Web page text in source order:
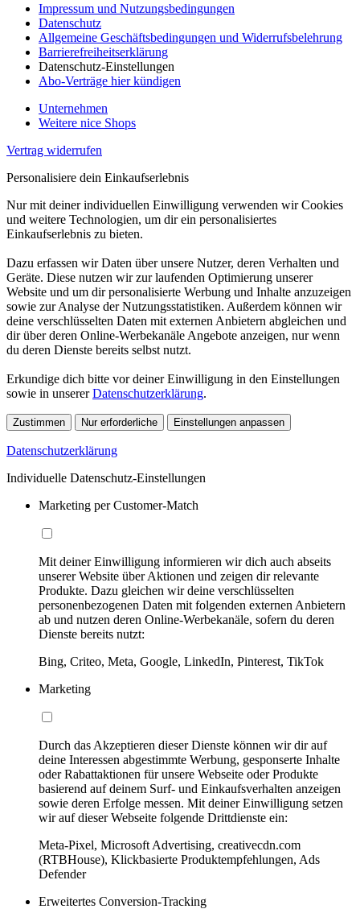
Impressum und Nutzungsbedingungen
Datenschutz
Allgemeine Geschäftsbedingungen und Widerrufsbelehrung
Barrierefreiheitserklärung
Datenschutz-Einstellungen
Abo-Verträge hier kündigen
Unternehmen
Weitere nice Shops
Vertrag widerrufen
Personalisiere dein Einkaufserlebnis
Nur mit deiner individuellen Einwilligung verwenden wir Cookies
und weitere Technologien, um dir ein personalisiertes
Einkaufserlebnis zu bieten.
Dazu erfassen wir Daten über unsere Nutzer, deren Verhalten und
Geräte. Diese nutzen wir zur laufenden Optimierung unserer
Website und um dir personalisierte Werbung und Inhalte anzuzeigen
sowie zur Analyse der Nutzungsstatistiken. Außerdem können wir
deine verschlüsselten Daten mit externen Anbietern abgleichen und
dir über deren Online-Werbekanäle Angebote anzeigen, nur wenn
du deren Dienste bereits selbst nutzt.
Erkundige dich bitte vor deiner Einwilligung in den Einstellungen
sowie in unsererDatenschutzerklärung.
Zustimmen Nur erforderliche Einstellungen anpassen
Datenschutzerklärung
Individuelle Datenschutz-Einstellungen
Marketing per Customer-Match
Mit deiner Einwilligung informieren wir dich auch abseits
unserer Website über Aktionen und zeigen dir relevante
Produkte. Dazu gleichen wir deine verschlüsselten
personenbezogenen Daten mit folgenden externen Anbietern
ab und nutzen deren Online-Werbekanäle, sofern du deren
Dienste bereits nutzt:
Bing, Criteo, Meta, Google, LinkedIn, Pinterest, TikTok
Marketing
Durch das Akzeptieren dieser Dienste können wir dir auf
deine Interessen abgestimmte Werbung, gesponserte Inhalte
oder Rabattaktionen für unsere Webseite oder Produkte
basierend auf deinem Surf- und Einkaufsverhalten anzeigen
sowie deren Erfolge messen. Mit deiner Einwilligung setzen
wir auf dieser Webseite folgende Drittdienste ein:
Meta-Pixel, Microsoft Advertising, creativecdn.com
(RTBHouse), Klickbasierte Produktempfehlungen, Ads
Defender
Erweitertes Conversion-Tracking